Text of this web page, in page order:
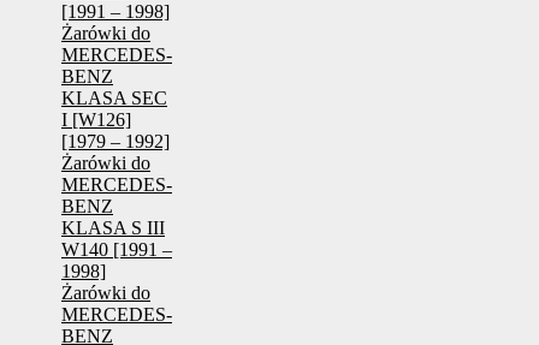
[1991 – 1998]
Żarówki do
MERCEDES-
BENZ
KLASA SEC
I [W126]
[1979 – 1992]
Żarówki do
MERCEDES-
BENZ
KLASA S III
W140 [1991 –
1998]
Żarówki do
MERCEDES-
BENZ